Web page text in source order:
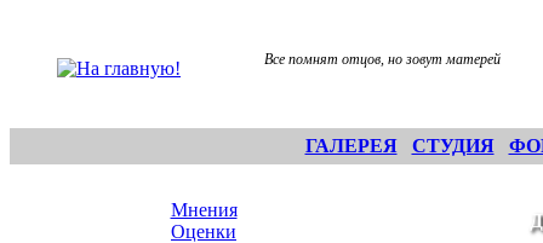
Все помнят отцов, но зовут матерей
ГАЛЕРЕЯ СТУДИЯ
Мнения
Оценки